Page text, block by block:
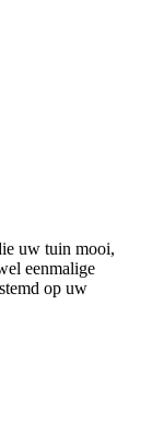
uw tuin mooi,
eenmalige
op uw